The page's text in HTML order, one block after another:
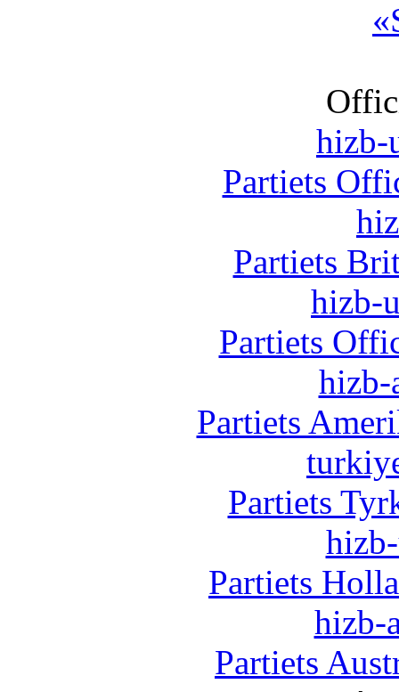
hizb-
Partiets
Partiets
hizb-
Partiets
hizb-
Partiets
Partiets
Partiets
hizb-
Partiets